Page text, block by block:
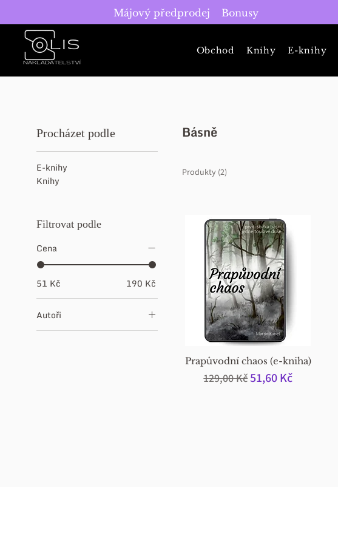
Májový předprodej Bonusy
Obchod Knihy E-knihy
Procházet podle
E-knihy
Knihy
Filtrovat podle
Cena
51 Kč 190 Kč
Autoři
Lunaura Ellyon
Básně
Produkty (2)
Prapůvodní chaos (e-kniha)
Běžná cena
129,00 KčZvýhodněná cena
51,60 Kč